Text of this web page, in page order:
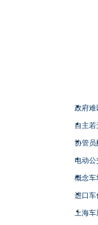
政府难
自主
协管员
电动
概念车
进口车
上海